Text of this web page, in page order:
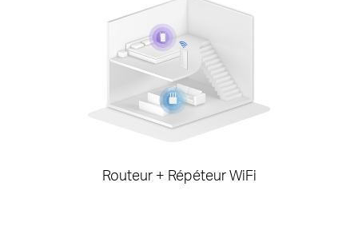
Routeur + Répéteur WiFi